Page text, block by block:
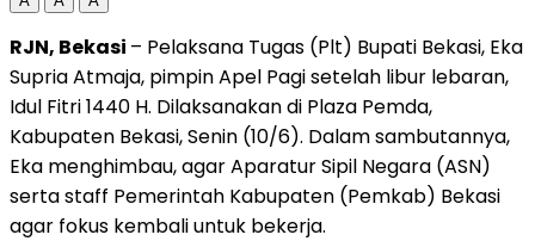
RJN, Bekasi – Pelaksana Tugas (Plt) Bupati Bekasi, Eka
Supria Atmaja, pimpin Apel Pagi setelah libur lebaran,
Idul Fitri 1440 H. Dilaksanakan di Plaza Pemda,
Kabupaten Bekasi, Senin (10/6). Dalam sambutannya,
Eka menghimbau, agar Aparatur Sipil Negara (ASN)
serta staff Pemerintah Kabupaten (Pemkab) Bekasi
agar fokus kembali untuk bekerja.